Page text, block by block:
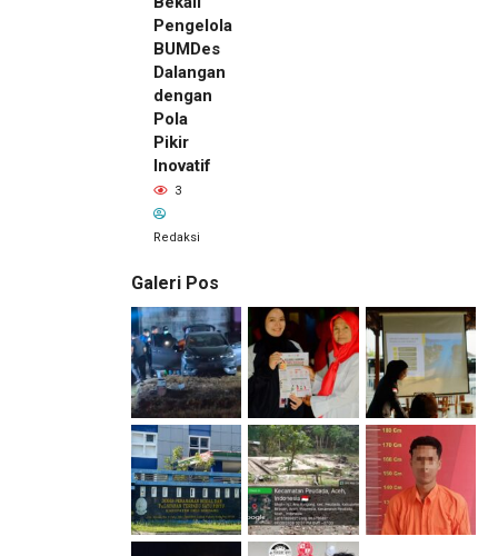
Pengelola
BUMDes
Dalangan
dengan
Pola
Pikir
Inovatif
3
Redaksi
Galeri Pos